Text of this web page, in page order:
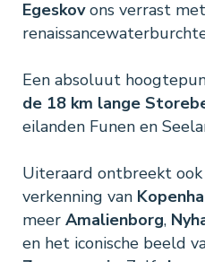
Egeskovons verrast
Een absoluut
de 18 km lange
eilanden Funen en
Uiteraard ontbreekt
verkenning van
meer Amalienborg,
en het iconische beeld